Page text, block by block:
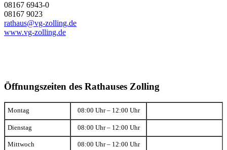
08167 6943-0
08167 9023
rathaus@vg-zolling.de
www.vg-zolling.de
Öffnungszeiten des Rathauses Zolling
Montag 08:00 Uhr – 12:00 Uhr
Dienstag 08:00 Uhr – 12:00 Uhr
Mittwoch 08:00 Uhr – 12:00 Uhr